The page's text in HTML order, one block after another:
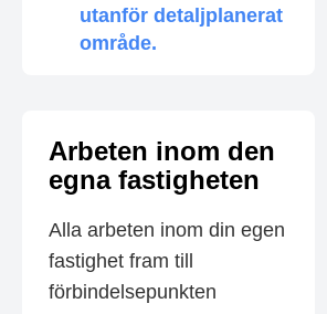
utanför detaljplanerat
område.
Arbeten inom den
egna fastigheten
Alla arbeten inom din egen
fastighet fram till
förbindelsepunkten